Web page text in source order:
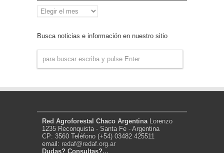
Archivo
de
Busca noticias e información en nuestro sitio
Red Agroforestal Chaco Argentina Lorenzo
1235 Reconquista - Santa Fe - Argentina
CP: 3560 Teléfono (+54) 03482 425511
email: redaf@redaf.org.ar
Dudas? Consultas?...